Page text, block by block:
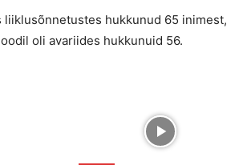
liiklusõnnetustes hukkunud 65 inimest,
oli avariides hukkunuid 56.